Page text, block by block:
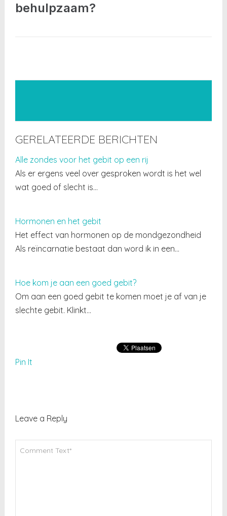
behulpzaam?
GERELATEERDE BERICHTEN
Alle zondes voor het gebit op een rij
Als er ergens veel over gesproken wordt is het wel
wat goed of slecht is…
Hormonen en het gebit
Het effect van hormonen op de mondgezondheid
Als reïncarnatie bestaat dan word ik in een…
Hoe kom je aan een goed gebit?
Om aan een goed gebit te komen moet je af van je
slechte gebit. Klinkt…
Pin It
Leave a Reply